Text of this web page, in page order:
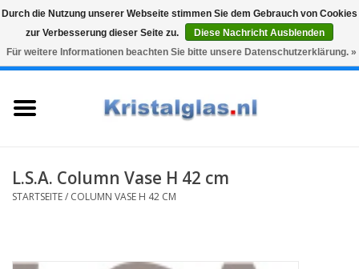
Snelle levering
Graveren
0 Artikel - €0,00
Karaffen
L.S.A. Column Vase H 42 cm
STARTSEITE/ COLUMN VASE H 42 CM
Durch die Nutzung unserer Webseite stimmen Sie dem Gebrauch von Cookies
zur Verbesserung dieser Seite zu.
Diese Nachricht Ausblenden
Für weitere Informationen beachten Sie bitte unsere Datenschutzerklärung. »